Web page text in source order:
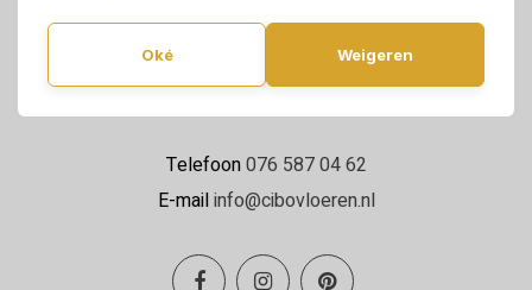
Oké Weigeren
4814 NE Breda
Maandag t/m zaterdag 09:00 - 17:00
Telefoon076 587 04 62
E-mailinfo@cibovloeren.nl